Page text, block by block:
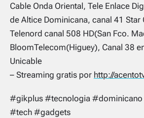
Cable Onda Oriental, Tele Enlace
de Altice Dominicana, canal 41 Star
Telenord canal 508 HD(San Fco.
BloomTelecom(Higuey), Canal 38
Unicable
– Streaming gratis por http://
#gikplus #tecnologia #dominicano
#tech #gadgets